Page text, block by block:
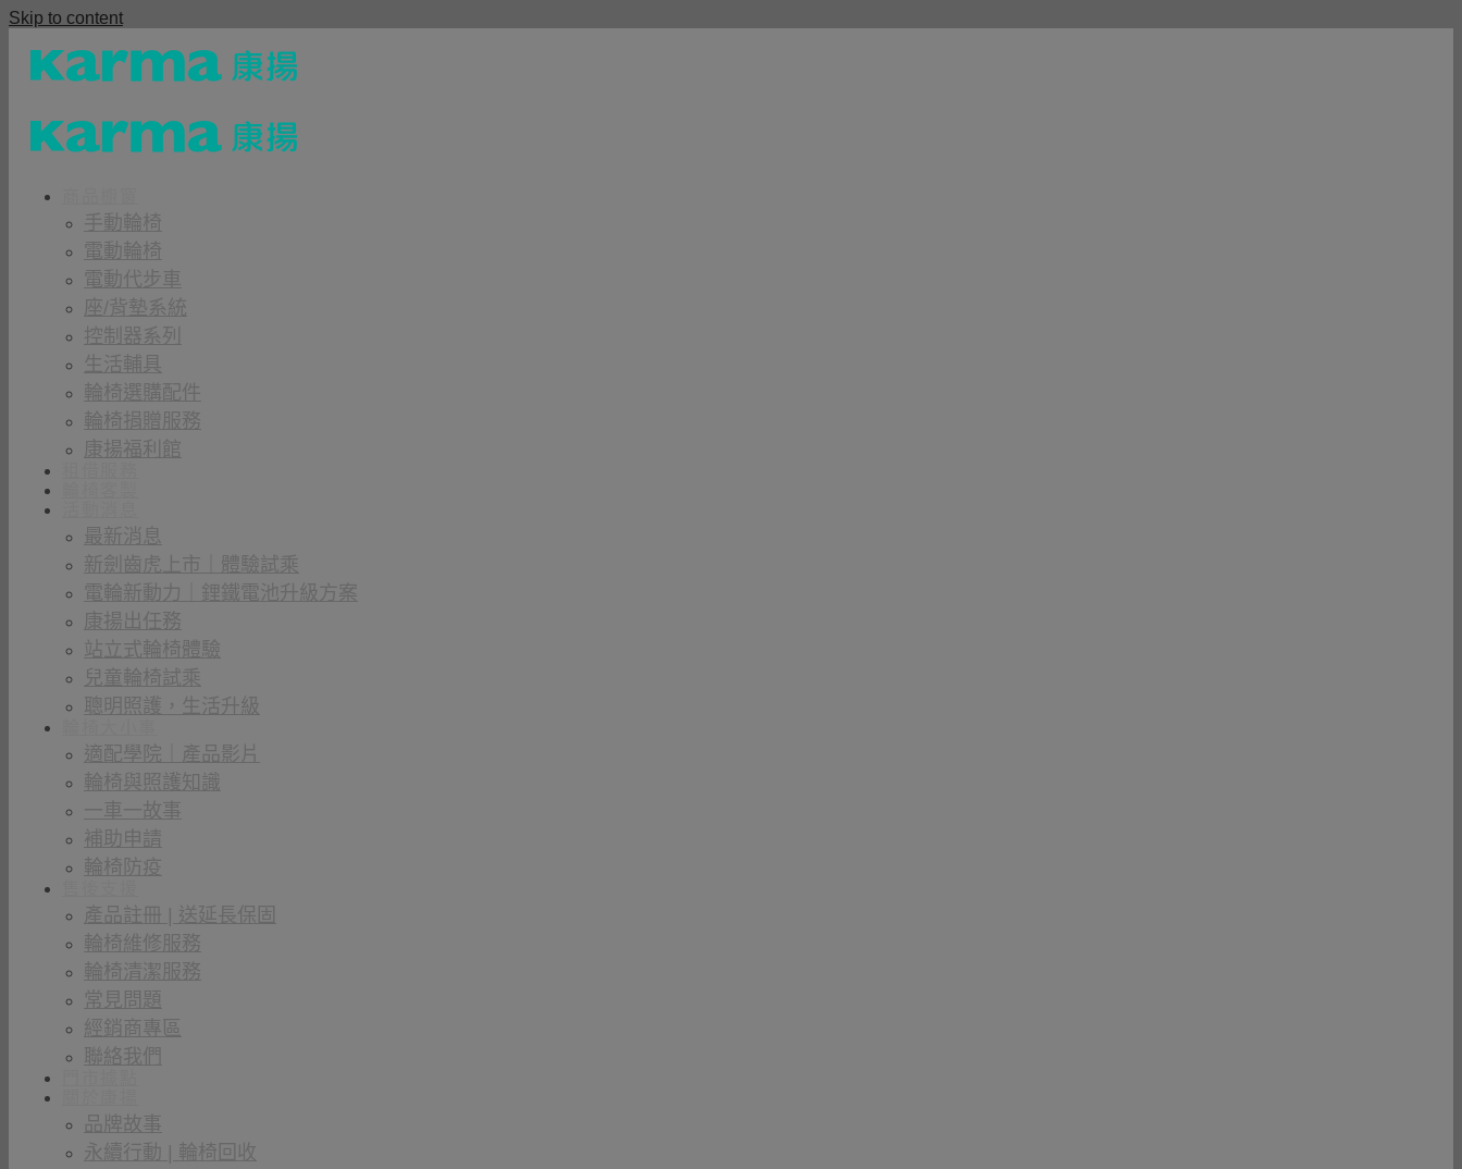
Skip to content
手動輪椅
電動輪椅
電動代步車
座/背墊系統
控制器系列
生活輔具
輪椅選購配件
輪椅捐贈服務
康揚福利館
最新消息
新劍齒虎上市｜體驗試乘
電輪新動力｜鋰鐵電池升級方案
康揚出任務
站立式輪椅體驗
兒童輪椅試乘
聰明照護，生活升級
適配學院｜產品影片
輪椅與照護知識
一車一故事
補助申請
輪椅防疫
產品註冊 | 送延長保固
輪椅維修服務
輪椅清潔服務
常見問題
經銷商專區
聯絡我們
品牌故事
永續行動 | 輪椅回收